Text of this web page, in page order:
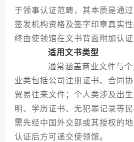
于领事认证范畴，其本质是通
签发机构资格及签字印章真实
终由使领馆在文书背面附加认证
适用文书类型
通常涵盖商业文件与个
业类包括公司注册证书、合同
贸易往来文件；个人类涉及出
明、学历证书、无犯罪记录等
需先经中国外交部或其授权的
认证后方可递交使领馆。